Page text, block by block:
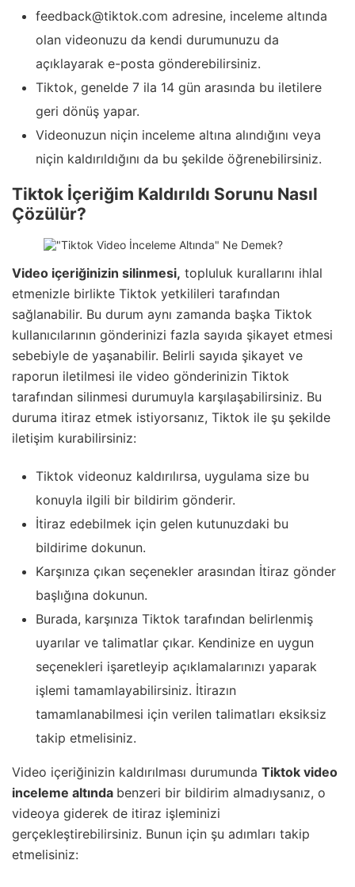
feedback@tiktok.com adresine, inceleme altında
olan videonuzu da kendi durumunuzu da
açıklayarak e-posta gönderebilirsiniz.
Tiktok, genelde 7 ila 14 gün arasında bu iletilere
geri dönüş yapar.
Videonuzun niçin inceleme altına alındığını veya
niçin kaldırıldığını da bu şekilde öğrenebilirsiniz.
Tiktok İçeriğim Kaldırıldı Sorunu Nasıl
Çözülür?
Video içeriğinizin silinmesi, topluluk kurallarını ihlal
etmenizle birlikte Tiktok yetkilileri tarafından
sağlanabilir. Bu durum aynı zamanda başka Tiktok
kullanıcılarının gönderinizi fazla sayıda şikayet etmesi
sebebiyle de yaşanabilir. Belirli sayıda şikayet ve
raporun iletilmesi ile video gönderinizin Tiktok
tarafından silinmesi durumuyla karşılaşabilirsiniz. Bu
duruma itiraz etmek istiyorsanız, Tiktok ile şu şekilde
iletişim kurabilirsiniz:
Tiktok videonuz kaldırılırsa, uygulama size bu
konuyla ilgili bir bildirim gönderir.
İtiraz edebilmek için gelen kutunuzdaki bu
bildirime dokunun.
Karşınıza çıkan seçenekler arasından İtiraz gönder
başlığına dokunun.
Burada, karşınıza Tiktok tarafından belirlenmiş
uyarılar ve talimatlar çıkar. Kendinize en uygun
seçenekleri işaretleyip açıklamalarınızı yaparak
işlemi tamamlayabilirsiniz. İtirazın
tamamlanabilmesi için verilen talimatları eksiksiz
takip etmelisiniz.
Video içeriğinizin kaldırılması durumunda Tiktok video
inceleme altında benzeri bir bildirim almadıysanız, o
videoya giderek de itiraz işleminizi
gerçekleştirebilirsiniz. Bunun için şu adımları takip
etmelisiniz: